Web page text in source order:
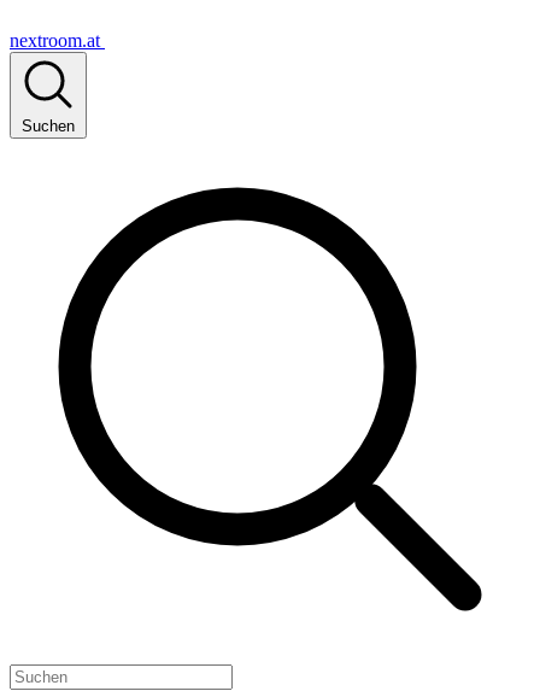
nextroom.at
Suchen